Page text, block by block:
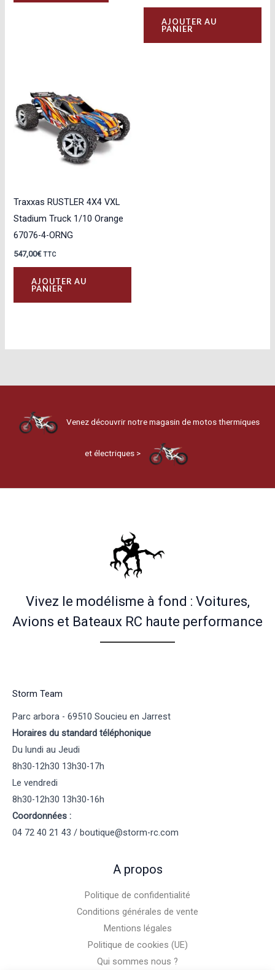
AJOUTER AU
PANIER
Traxxas RUSTLER 4X4 VXL
Stadium Truck 1/10 Orange
67076-4-ORNG
547,00€ TTC
AJOUTER AU
PANIER
Venez découvrir notre magasin de motos thermiques
et électriques >
Vivez le modélisme à fond : Voitures,
Avions et Bateaux RC haute performance
Storm Team
Parc arbora - 69510 Soucieu en Jarrest
Horaires du standard téléphonique
Du lundi au Jeudi
8h30-12h30 13h30-17h
Le vendredi
8h30-12h30 13h30-16h
Coordonnées :
04 72 40 21 43 / boutique@storm-rc.com
A propos
Politique de confidentialité
Conditions générales de vente
Mentions légales
Politique de cookies (UE)
Qui sommes nous ?